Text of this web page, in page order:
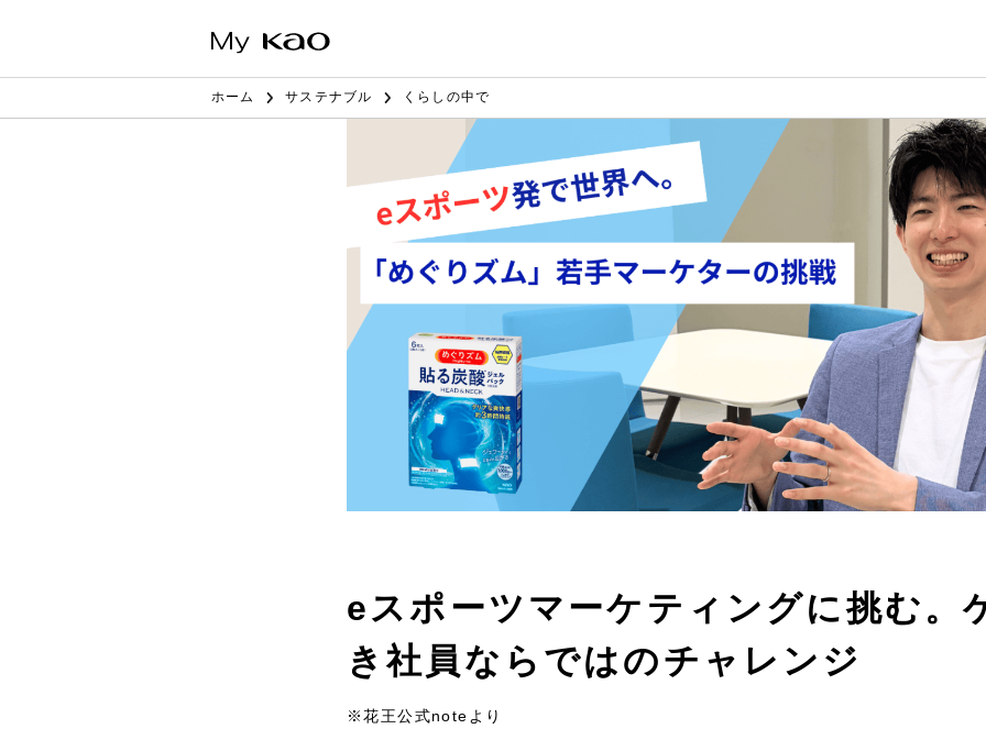
ホーム サステナブル くらしの中で
eスポーツマーケティングに挑む。
き社員ならではのチャレンジ
※花王公式noteより